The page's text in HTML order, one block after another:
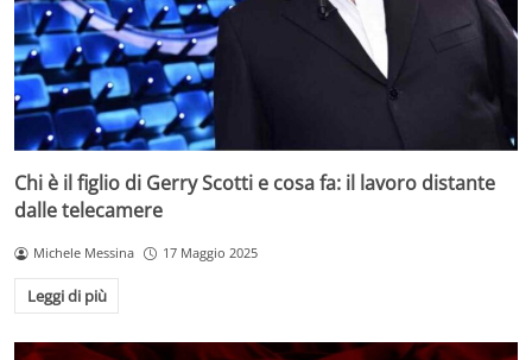
Chi è il figlio di Gerry Scotti e cosa fa: il lavoro distante
dalle telecamere
Michele Messina 17 Maggio 2025
Leggi di più